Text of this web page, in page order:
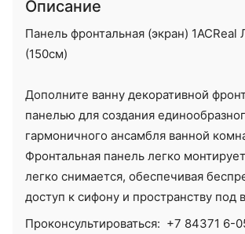
Описание
Панель фронтальная (экран) 1ACReal
(150см)
Дополните ванну декоративной
панелью для создания
гармоничного ансамбля ванной
Фронтальная панель легко
легко снимается, обеспечивая
доступ к сифону и пространству под
Проконсультироваться: +7 84371 6-